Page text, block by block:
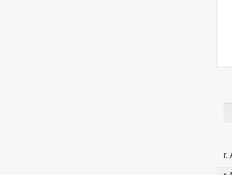
г.